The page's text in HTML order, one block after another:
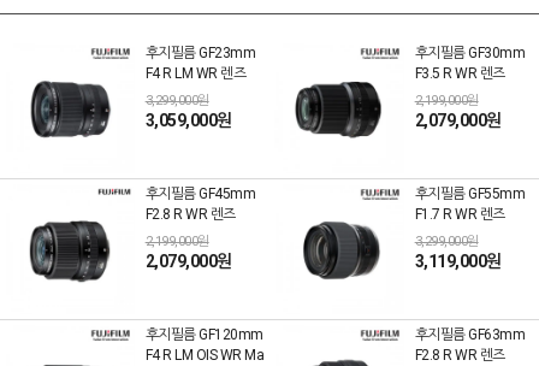
후지필름 GF23mm
F4 R LM WR 렌즈
3,299,000원
3,059,000원
후지필름 GF30mm
F3.5 R WR 렌즈
2,199,000원
2,079,000원
후지필름 GF45mm
F2.8 R WR 렌즈
2,199,000원
2,079,000원
후지필름 GF55mm
F1.7 R WR 렌즈
3,299,000원
3,119,000원
후지필름 GF120mm
F4 R LM OIS WR Ma
후지필름 GF63mm
F2.8 R WR 렌즈